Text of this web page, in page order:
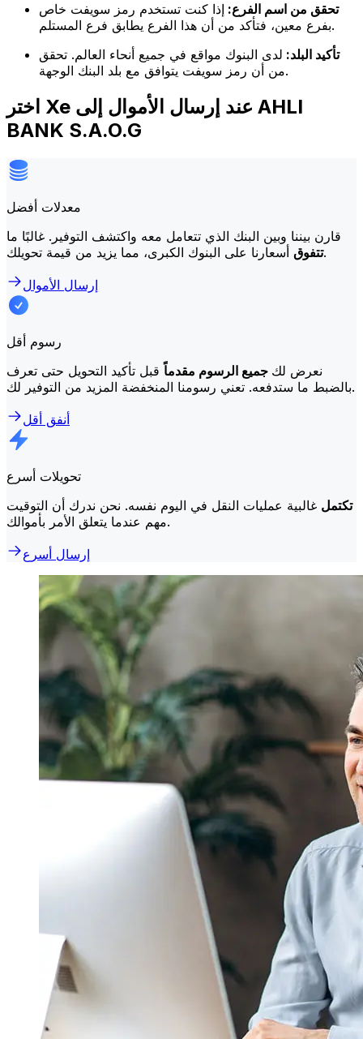
تحقق من اسم الفرع: إذا كنت تستخدم رمز سويفت خاص
بفرع معين، فتأكد من أن هذا الفرع يطابق فرع المستلم.
تأكيد البلد: لدى البنوك مواقع في جميع أنحاء العالم. تحقق
من أن رمز سويفت يتوافق مع بلد البنك الوجهة.
اختر Xe عند إرسال الأموال إلى AHLI
BANK S.A.O.G
معدلات أفضل
قارن بيننا وبين البنك الذي تتعامل معه واكتشف التوفير. غالبًا ما
تتفوقأسعارنا على البنوك الكبرى، مما يزيد من قيمة تحويلك.
إرسال الأموال
رسوم أقل
نعرض لك جميع الرسوم مقدماًقبل تأكيد التحويل حتى تعرف
بالضبط ما ستدفعه. تعني رسومنا المنخفضة المزيد من التوفير لك.
أنفق أقل
تحويلات أسرع
تكتمل غالبية عمليات النقل في اليوم نفسه. نحن ندرك أن التوقيت
مهم عندما يتعلق الأمر بأموالك.
إرسال أسرع